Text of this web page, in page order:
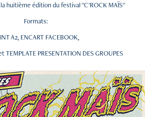
huitième édition du festival "C'ROCK MAÏS"
Formats:
A2, ENCART FACEBOOK,
TEMPLATE PRESENTATION DES GROUPES